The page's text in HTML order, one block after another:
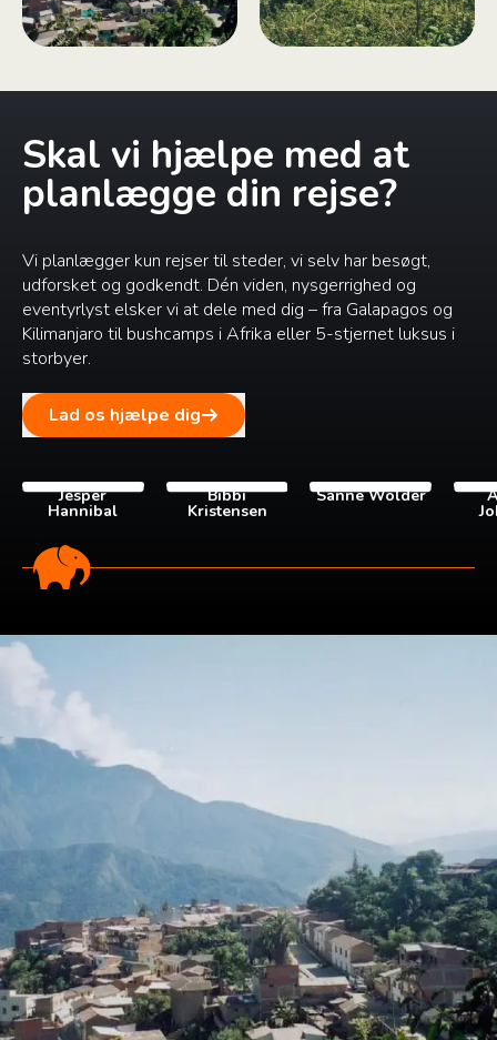
Skal vi hjælpe med at
planlægge din rejse?
Vi planlægger kun rejser til steder, vi selv har besøgt,
udforsket og godkendt. Dén viden, nysgerrighed og
eventyrlyst elsker vi at dele med dig – fra Galapagos og
Kilimanjaro til bushcamps i Afrika eller 5-stjernet luksus i
storbyer.
Lad os hjælpe dig
Jesper
Hannibal
Bibbi
Kristensen
Sanne Wolder